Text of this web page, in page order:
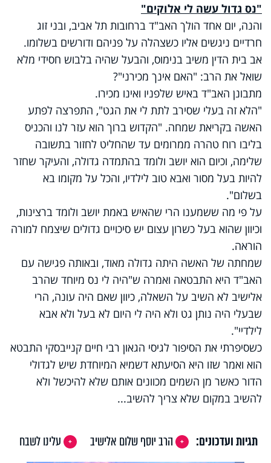
"נס גדול עשה לי אלוקים"
והנה, יום אחד הולך האב"ד ברחובות תל אביב, ובני זוג
חרדיים ניגשים אליו כשצהלה על פניהם ודורשים בשלומו.
אב בית הדין משיב בנימוס, והבעל שהיה בלבוש חסידי מלא
שואל את הרב: "האם אינך מכירני"?
מתבונן האב"ד באיש שלפניו ואינו מכירו.
"הלא זה בעלי שסירב לתת לי את הגט", התפרצה לפתע
האשה בקריאת שמחה. "הקדוש ברוך הוא עזר לנו והכניס
בליבו רוח טהרה ממרומים עד שהחליט לחזור בתשובה
שלימה, וכיום הוא יושב ולומד בהתמדה גדולה, והעיקר שחזר
להיות בעל מסור ואבא טוב לילדיו, והכל על מקומו בא
בשלום".
על פי מה ששמענו הרי שהאיש באמת יושב ולומד ברצינות,
וכיוון שהוא בעל כשרון עצום יש סיכויים גדולים שיצמח למורה
הוראה.
שמחתה של האשה היתה גדולה מאוד, ובאותה פגישה עם
האב"ד היא התבטאה ואמרה ש"היה לי נס מיוחד שהרב
אלישיב לא השיב על השאלה, כיוון שאם היה עונה, הרי
שבעלי היה נותן גט ולא היה לי היום לא בעל ולא אבא
לילדיי".
כשסיפרתי את הסיפור לגיסי הגאון רבי חיים קנייבסקי התבטא
הוא ואמר שזו היא הסיעתא דשמיא המיוחדת שיש לגדולי
הדור כאשר מן השמים מכוונים אותם שלא להיכשל ולא
להשיב במקום שלא צריך להשיב...
תגיות ועדכונים: הרב יוסף שלום אלישיב
עלינו לשבח